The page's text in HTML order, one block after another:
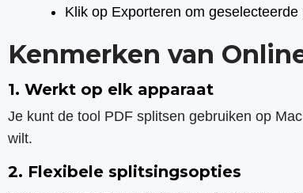
Klik op Exporteren om
Kenmerken van
1. Werkt op elk apparaat
Je kunt de tool PDF splitsen gebruiken op
wilt.
2. Flexibele splitsingsopties